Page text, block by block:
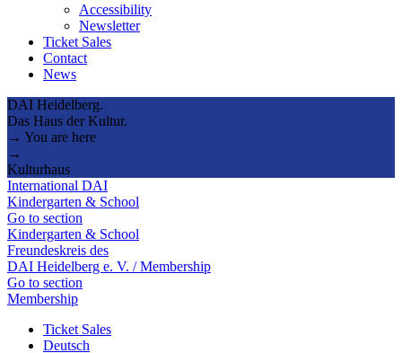
Accessibility
Newsletter
Ticket Sales
Contact
News
DAI Heidelberg.
Das Haus der Kultur.
→ You are here
→
Kulturhaus
International DAI
Kindergarten & School
Go to section
Kindergarten & School
Freundeskreis des
DAI Heidelberg e. V. / Membership
Go to section
Membership
Ticket Sales
Deutsch